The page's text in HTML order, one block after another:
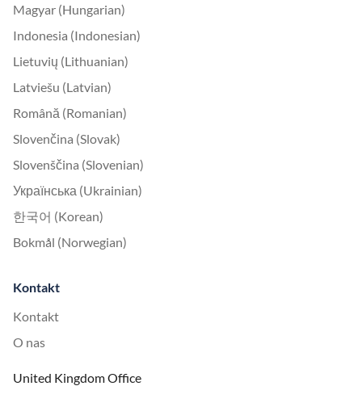
Magyar (Hungarian)
Indonesia (Indonesian)
Lietuvių (Lithuanian)
Latviešu (Latvian)
Română (Romanian)
Slovenčina (Slovak)
Slovenščina (Slovenian)
Українська (Ukrainian)
한국어 (Korean)
Bokmål (Norwegian)
Kontakt
Kontakt
O nas
United Kingdom Office